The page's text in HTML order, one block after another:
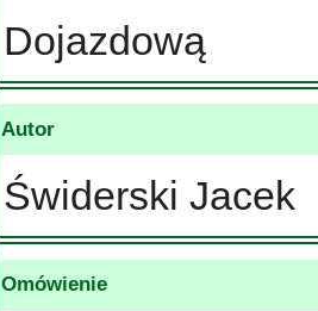
Dojazdową
Autor
Świderski Jacek
Omówienie